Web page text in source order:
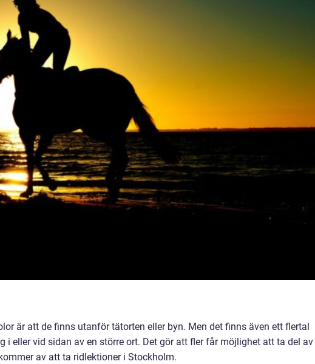
är att de finns utanför tätorten eller byn. Men det finns även ett flertal
i eller vid sidan av en större ort. Det gör att fler får möjlighet att ta del av
av att ta ridlektioner i Stockholm.